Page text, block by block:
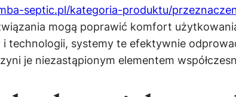
septic.pl/kategoria-produktu/
mogą poprawić komfort
i technologii, systemy te efektywnie
je niezastąpionym elementem